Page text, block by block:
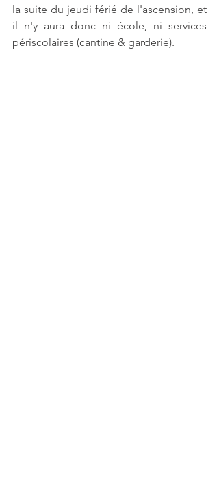
la suite du jeudi férié de l'ascension, et
il n'y aura donc ni école, ni services
périscolaires (cantine & garderie).